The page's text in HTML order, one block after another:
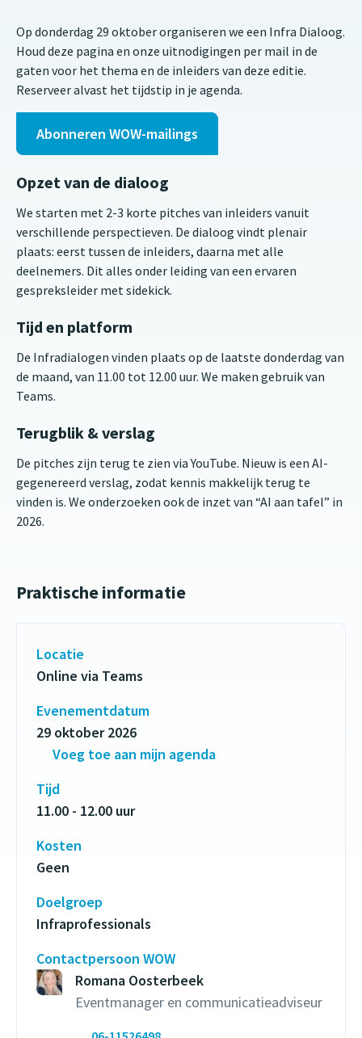
Op donderdag 29 oktober organiseren we een Infra Dialoog.
Houd deze pagina en onze uitnodigingen per mail in de
gaten voor het thema en de inleiders van deze editie.
Reserveer alvast het tijdstip in je agenda.
Abonneren WOW-mailings
Opzet van de dialoog
We starten met 2-3 korte pitches van inleiders vanuit
verschillende perspectieven. De dialoog vindt plenair
plaats: eerst tussen de inleiders, daarna met alle
deelnemers. Dit alles onder leiding van een ervaren
gespreksleider met sidekick.
Tijd en platform
De Infradialogen vinden plaats op de laatste donderdag van
de maand, van 11.00 tot 12.00 uur. We maken gebruik van
Teams.
Terugblik & verslag
De pitches zijn terug te zien via YouTube. Nieuw is een AI-
gegenereerd verslag, zodat kennis makkelijk terug te
vinden is. We onderzoeken ook de inzet van “AI aan tafel” in
2026.
Praktische informatie
Locatie
Online via Teams
Evenementdatum
29 oktober 2026
Voeg toe aan mijn agenda
Tijd
11.00 - 12.00 uur
Kosten
Geen
Doelgroep
Infraprofessionals
Contactpersoon WOW
Romana Oosterbeek
Eventmanager en communicatieadviseur